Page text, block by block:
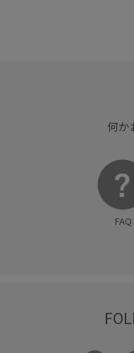
何か
FAQ